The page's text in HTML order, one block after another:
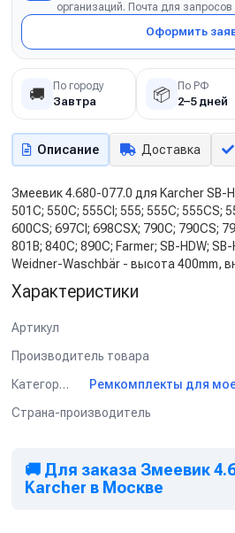
организаций. Почта для запросов
Оформить
🚚 По городу
Завтра 📦 По РФ
2–5 дней
Описание Доставка
Змеевик 4.680-077.0 для Karcher SB-
501C; 550C; 555CI; 555; 555C; 555CS;
600CS; 697CI; 698CSX; 790C; 790CS;
801B; 840C; 890C; Farmer; SB-HDW; SB-
Weidner-Waschbär - высота 400mm,
Характеристики
Артикул
Производитель товара
Категория
Страна-производитель
🚚 Для заказа Змеевик
Karcher в Москве